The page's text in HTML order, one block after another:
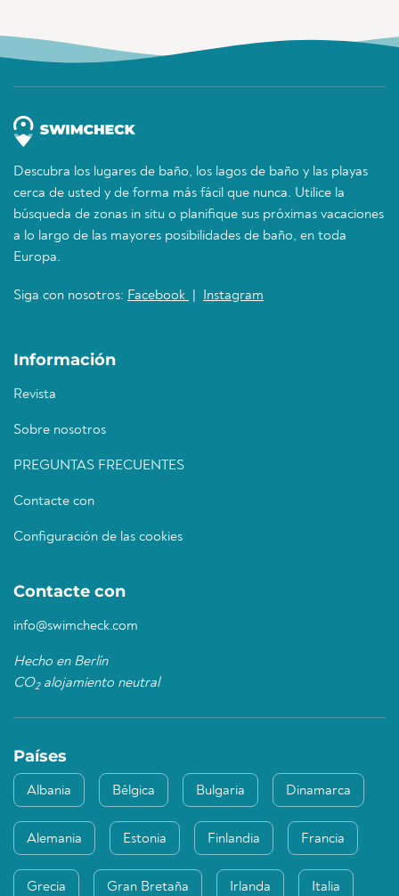
Descubra los lugares de baño, los lagos de baño y las playas
cerca de usted y de forma más fácil que nunca. Utilice la
búsqueda de zonas in situ o planifique sus próximas vacaciones
a lo largo de las mayores posibilidades de baño, en toda
Europa.
Siga con nosotros: Facebook Instagram
Información
Revista
Sobre nosotros
PREGUNTAS FRECUENTES
Contacte con
Configuración de las cookies
Contacte con
info@swimcheck.com
Hecho en Berlín
CO2alojamiento neutral
Países
Albania Bélgica Bulgaria Dinamarca
Alemania Estonia Finlandia Francia
Grecia Gran Bretaña Irlanda Italia